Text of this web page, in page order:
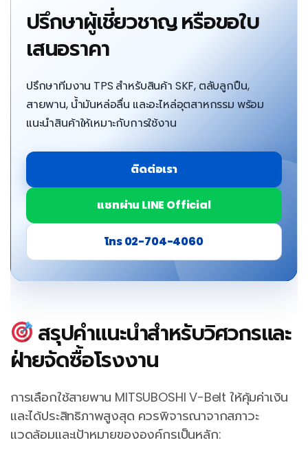
ปรึกษาผู้เชี่ยวชาญ หรือขอใบ
เสนอราคา
ปรึกษาทีมงาน TPS สำหรับสินค้า SKF, ตลับลูกปืน,
สายพาน, น้ำมันหล่อลื่น และอะไหล่อุตสาหกรรม พร้อม
แนะนำสินค้าให้เหมาะกับการใช้งาน
ติดต่อเรา
แชทผ่าน LINE Official
โทร 02-704-4060
สรุปคำแนะนำสำหรับวิศวกรและ
ฝ่ายจัดซื้อโรงงาน
การเลือกใช้สายพาน MITSUBOSHI V-Belt ให้คุ้มค่าเงิน
และได้ประสิทธิภาพสูงสุด ควรพิจารณาจากสภาวะ
แวดล้อมและเป้าหมายขององค์กรเป็นหลัก: